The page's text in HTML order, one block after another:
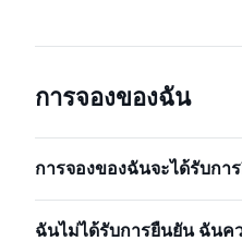
การจองของฉัน
การจองของฉันจะได้รับกา
ฉันไม่ได้รับการยืนยัน ฉันค